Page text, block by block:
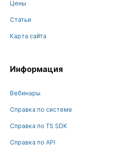
Цены
Статьи
Карта сайта
Информация
Вебинары
Справка по системе
Справка по TS SDK
Справка по API